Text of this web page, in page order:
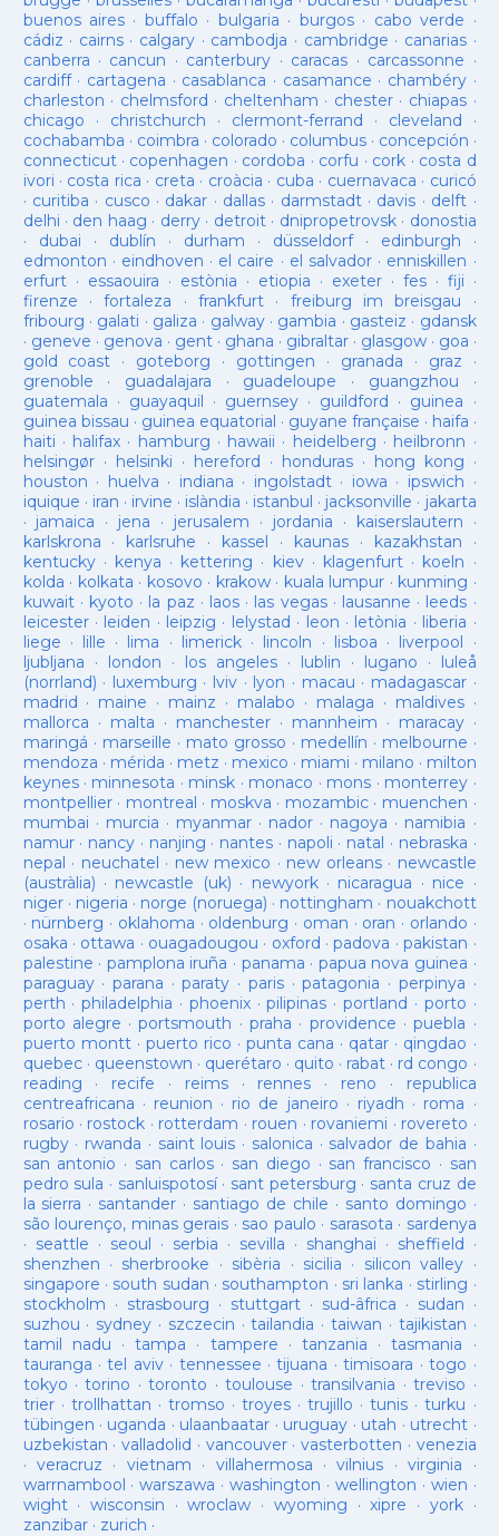
buenos aires· buffalo · bulgaria · burgos· cabo verde ·
cádiz · cairns· calgary · cambodja · cambridge · canarias·
canberra · cancun · canterbury · caracas · carcassonne ·
cardiff· cartagena · casablanca · casamance · chambéry·
charleston · chelmsford · cheltenham · chester· chiapas ·
chicago · christchurch · clermont-ferrand · cleveland ·
cochabamba · coimbra · colorado · columbus· concepción ·
connecticut· copenhagen · cordoba · corfu · cork · costa d
ivori · costa rica · creta · croàcia · cuba · cuernavaca · curicó
· curitiba · cusco · dakar · dallas · darmstadt· davis · delft ·
delhi · den haag · derry· detroit· dnipropetrovsk· donostia
· dubai · dublín · durham · düsseldorf· edinburgh ·
edmonton · eindhoven · el caire · el salvador · enniskillen ·
erfurt· essaouira · estònia · etiopia · exeter· fes· fiji ·
firenze ·fortaleza · frankfurt· freiburg im breisgau ·
fribourg · galati · galiza · galway· gambia · gasteiz · gdansk
· geneve · genova · gent· ghana · gibraltar· glasgow· goa ·
gold coast · goteborg · gottingen · granada · graz ·
grenoble · guadalajara · guadeloupe · guangzhou ·
guatemala · guayaquil · guernsey· guildford · guinea ·
guinea bissau · guinea equatorial · guyane française · haifa ·
haiti · halifax · hamburg · hawaii · heidelberg · heilbronn ·
helsingør· helsinki · hereford · honduras· hong kong ·
houston · huelva · indiana · ingolstadt· iowa · ipswich ·
iquique · iran · irvine · islàndia · istanbul · jacksonville · jakarta
· jamaica · jena · jerusalem · jordania · kaiserslautern ·
karlskrona · karlsruhe · kassel · kaunas· kazakhstan ·
kentucky· kenya · kettering · kiev· klagenfurt · koeln ·
kolda · kolkata · kosovo · krakow· kuala lumpur · kunming ·
kuwait· kyoto · la paz · laos· las vegas· lausanne · leeds ·
leicester· leiden · leipzig · lelystad · leon · letònia · liberia ·
liege · lille · lima · limerick· lincoln · lisboa · liverpool ·
ljubljana · london · los angeles· lublin · lugano · luleå
(norrland) · luxemburg · lviv · lyon · macau · madagascar·
madrid · maine · mainz · malabo · malaga · maldives·
mallorca · malta · manchester· mannheim · maracay·
maringá · marseille · mato grosso · medellín · melbourne ·
mendoza · mérida · metz · mexico · miami · milano · milton
keynes· minnesota · minsk · monaco · mons · monterrey ·
montpellier· montreal · moskva · mozambic· muenchen ·
mumbai · murcia · myanmar· nador · nagoya · namibia ·
namur· nancy · nanjing · nantes · napoli · natal · nebraska ·
nepal · neuchatel · new mexico · new orleans· newcastle
(austràlia) · newcastle (uk) · newyork· nicaragua · nice ·
niger· nigeria · norge (noruega) · nottingham · nouakchott
· nürnberg · oklahoma · oldenburg · oman · oran · orlando ·
osaka · ottawa · ouagadougou · oxford ·padova ·pakistan ·
palestine · pamplona iruña · panama · papua nova guinea ·
paraguay· parana ·paraty · paris·patagonia · perpinya ·
perth ·philadelphia · phoenix·pilipinas ·portland · porto ·
porto alegre ·portsmouth ·praha · providence ·puebla ·
puerto montt· puerto rico ·punta cana · qatar · qingdao ·
quebec· queenstown · querétaro · quito · rabat · rd congo ·
reading · recife · reims· rennes · reno · republica
centreafricana · reunion · rio de janeiro · riyadh · roma ·
rosario · rostock · rotterdam · rouen · rovaniemi · rovereto ·
rugby· rwanda · saint louis · salonica · salvador de bahia ·
san antonio · san carlos· san diego · san francisco · san
pedro sula · sanluispotosí· sant petersburg · santa cruz de
la sierra · santander · santiago de chile · santo domingo ·
são lourenço, minas gerais · sao paulo · sarasota · sardenya
· seattle · seoul · serbia · sevilla · shanghai · sheffield ·
shenzhen · sherbrooke · sibèria · sicilia · silicon valley ·
singapore · south sudan · southampton · sri lanka · stirling ·
stockholm · strasbourg · stuttgart· sud-âfrica · sudan ·
suzhou · sydney · szczecin ·tailandia ·taiwan · tajikistan ·
tamil nadu ·tampa · tampere · tanzania ·tasmania ·
tauranga ·tel aviv· tennessee ·tijuana ·timisoara ·togo ·
tokyo ·torino ·toronto ·toulouse ·transilvania ·treviso ·
trier· trollhattan · tromso · troyes·trujillo ·tunis ·turku ·
tübingen · uganda · ulaanbaatar · uruguay · utah · utrecht ·
uzbekistan · valladolid · vancouver· vasterbotten · venezia
· veracruz · vietnam · villahermosa ·vilnius ·virginia ·
warrnambool ·warszawa ·washington · wellington · wien ·
wight· wisconsin ·wroclaw · wyoming ·xipre · york·
zanzibar· zurich ·